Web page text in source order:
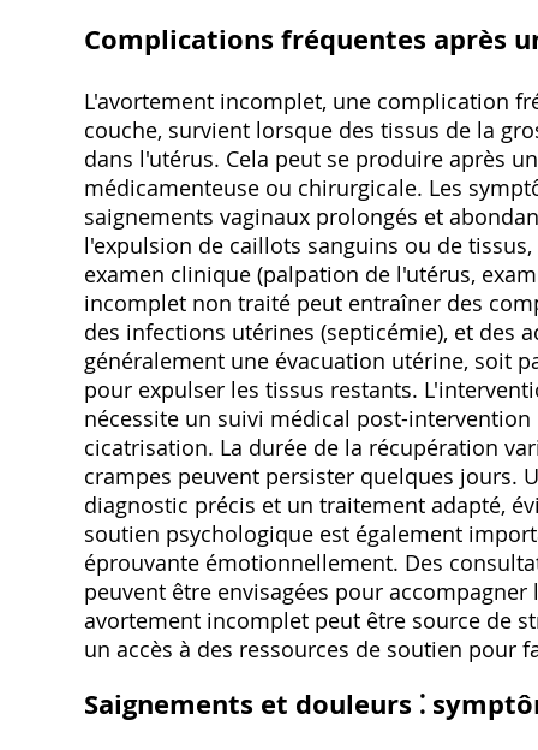
Complications fréquentes après
L'avortement incomplet, une complication
couche, survient lorsque des tissus de la
dans l'utérus. Cela peut se produire après
médicamenteuse ou chirurgicale. Les
saignements vaginaux prolongés et
l'expulsion de caillots sanguins ou de
examen clinique (palpation de l'utérus,
incomplet non traité peut entraîner des
des infections utérines (septicémie), et des
généralement une évacuation utérine, soit
pour expulser les tissus restants.
nécessite un suivi médical post-
cicatrisation. La durée de la récupération
crampes peuvent persister quelques jours.
diagnostic précis et un traitement adapté,
soutien psychologique est également
éprouvante émotionnellement. Des
peuvent être envisagées pour
avortement incomplet peut être source de
un accès à des ressources de soutien pour
Saignements et douleurs ⁚